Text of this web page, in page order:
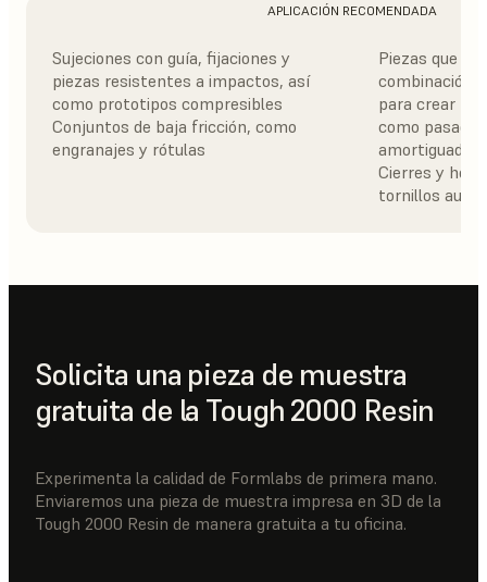
APLICACIÓN RECOMENDADA
Sujeciones con guía, fijaciones y
piezas resistentes a impactos, así
como prototipos compresibles
Conjuntos de baja fricción, como
engranajes y rótulas
Piezas que
combinación
para crear
como
Cierres y
tornillos
Solicita una pieza de muestra
gratuita de la Tough 2000 Resin
Experimenta la calidad de Formlabs de primera mano.
Enviaremos una pieza de muestra impresa en 3D de la
Tough 2000 Resin de manera gratuita a tu oficina.